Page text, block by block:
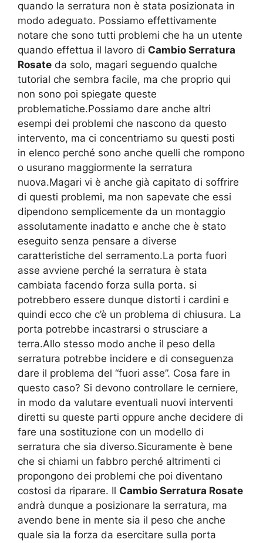
quando la serratura non è stata posizionata in
modo adeguato. Possiamo effettivamente
notare che sono tutti problemi che ha un utente
quando effettua il lavoro di Cambio Serratura
Rosate da solo, magari seguendo qualche
tutorial che sembra facile, ma che proprio qui
non sono poi spiegate queste
problematiche.Possiamo dare anche altri
esempi dei problemi che nascono da questo
intervento, ma ci concentriamo su questi posti
in elenco perché sono anche quelli che rompono
o usurano maggiormente la serratura
nuova.Magari vi è anche già capitato di soffrire
di questi problemi, ma non sapevate che essi
dipendono semplicemente da un montaggio
assolutamente inadatto e anche che è stato
eseguito senza pensare a diverse
caratteristiche del serramento.La porta fuori
asse avviene perché la serratura è stata
cambiata facendo forza sulla porta. si
potrebbero essere dunque distorti i cardini e
quindi ecco che c’è un problema di chiusura. La
porta potrebbe incastrarsi o strusciare a
terra.Allo stesso modo anche il peso della
serratura potrebbe incidere e di conseguenza
dare il problema del “fuori asse”. Cosa fare in
questo caso? Si devono controllare le cerniere,
in modo da valutare eventuali nuovi interventi
diretti su queste parti oppure anche decidere di
fare una sostituzione con un modello di
serratura che sia diverso.Sicuramente è bene
che si chiami un fabbro perché altrimenti ci
propongono dei problemi che poi diventano
costosi da riparare. Il Cambio Serratura Rosate
andrà dunque a posizionare la serratura, ma
avendo bene in mente sia il peso che anche
quale sia la forza da esercitare sulla porta